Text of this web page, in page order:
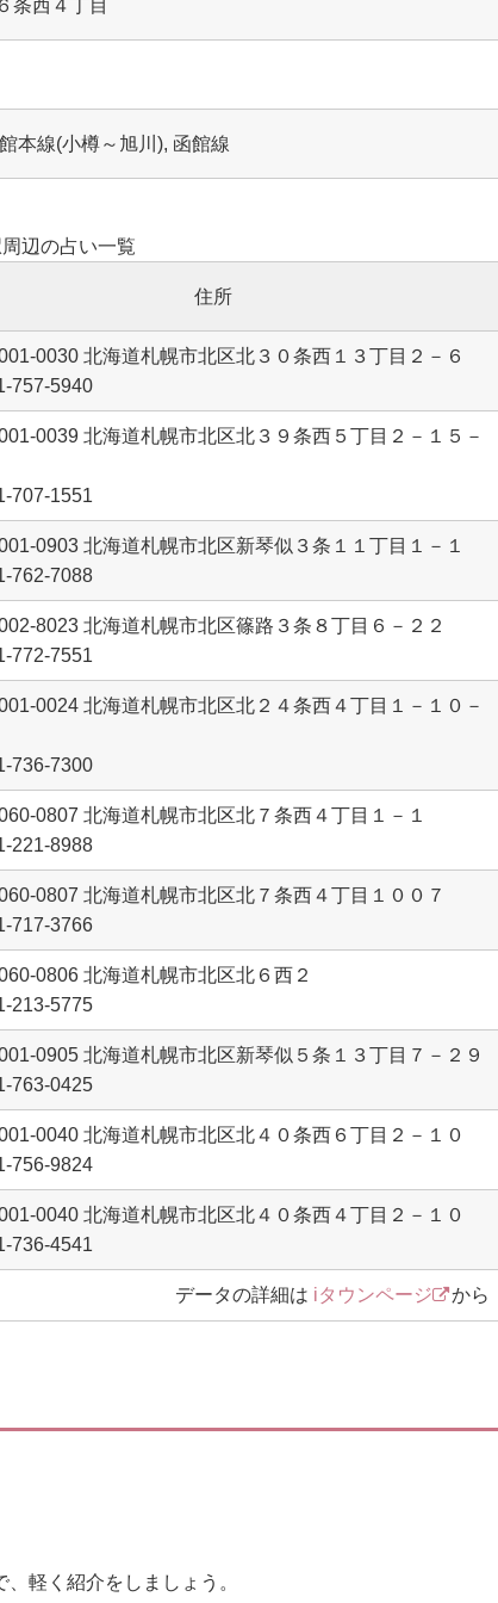
条西４丁目
本線(小樽～旭川), 函館線
辺の占い一覧
住所
0030 北海道札幌市北区北３０条西１３丁目２－６
757-5940
0039 北海道札幌市北区北３９条西５丁目２－１５－
707-1551
0903 北海道札幌市北区新琴似３条１１丁目１－１
762-7088
8023 北海道札幌市北区篠路３条８丁目６－２２
772-7551
0024 北海道札幌市北区北２４条西４丁目１－１０－
736-7300
0807 北海道札幌市北区北７条西４丁目１－１
221-8988
0807 北海道札幌市北区北７条西４丁目１００７
717-3766
0806 北海道札幌市北区北６西２
213-5775
0905 北海道札幌市北区新琴似５条１３丁目７－２９
763-0425
0040 北海道札幌市北区北４０条西６丁目２－１０
756-9824
0040 北海道札幌市北区北４０条西４丁目２－１０
736-4541
データの詳細は iタウンページ から
軽く紹介をしましょう。